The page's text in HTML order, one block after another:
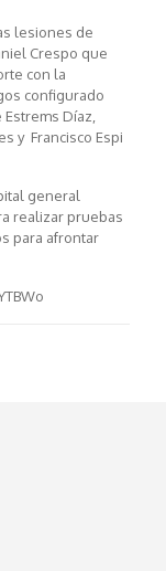
lesiones de
Crespo que
con la
configurado
Díaz,
y Francisco Espi
general
realizar pruebas
para afrontar